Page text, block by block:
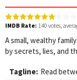
IMDB Rate: 140 votes,
A small, wealthy
by secrets, lies, and
Tagline: Read